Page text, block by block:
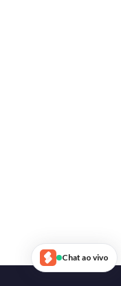
Chat ao vivo